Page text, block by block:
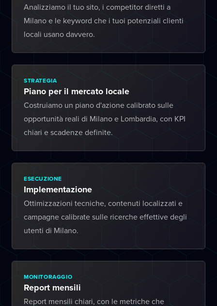
Analizziamo il tuo sito, i competitor diretti a
Milano e le keyword che i tuoi potenziali clienti
locali usano davvero.
STRATEGIA
Piano per il mercato locale
Costruiamo un piano d'azione calibrato sulle
opportunità reali di Milano e Lombardia, con KPI
chiari e scadenze definite.
ESECUZIONE
Implementazione
Ottimizzazioni tecniche, contenuti localizzati e
campagne calibrate sulle ricerche effettive degli
utenti di Milano.
MONITORAGGIO
Report mensili
Report mensili chiari, con le metriche che